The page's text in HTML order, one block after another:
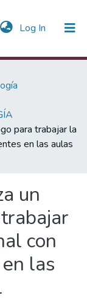
Log In (current)
para trabajar la
en las aulas
un
con
las